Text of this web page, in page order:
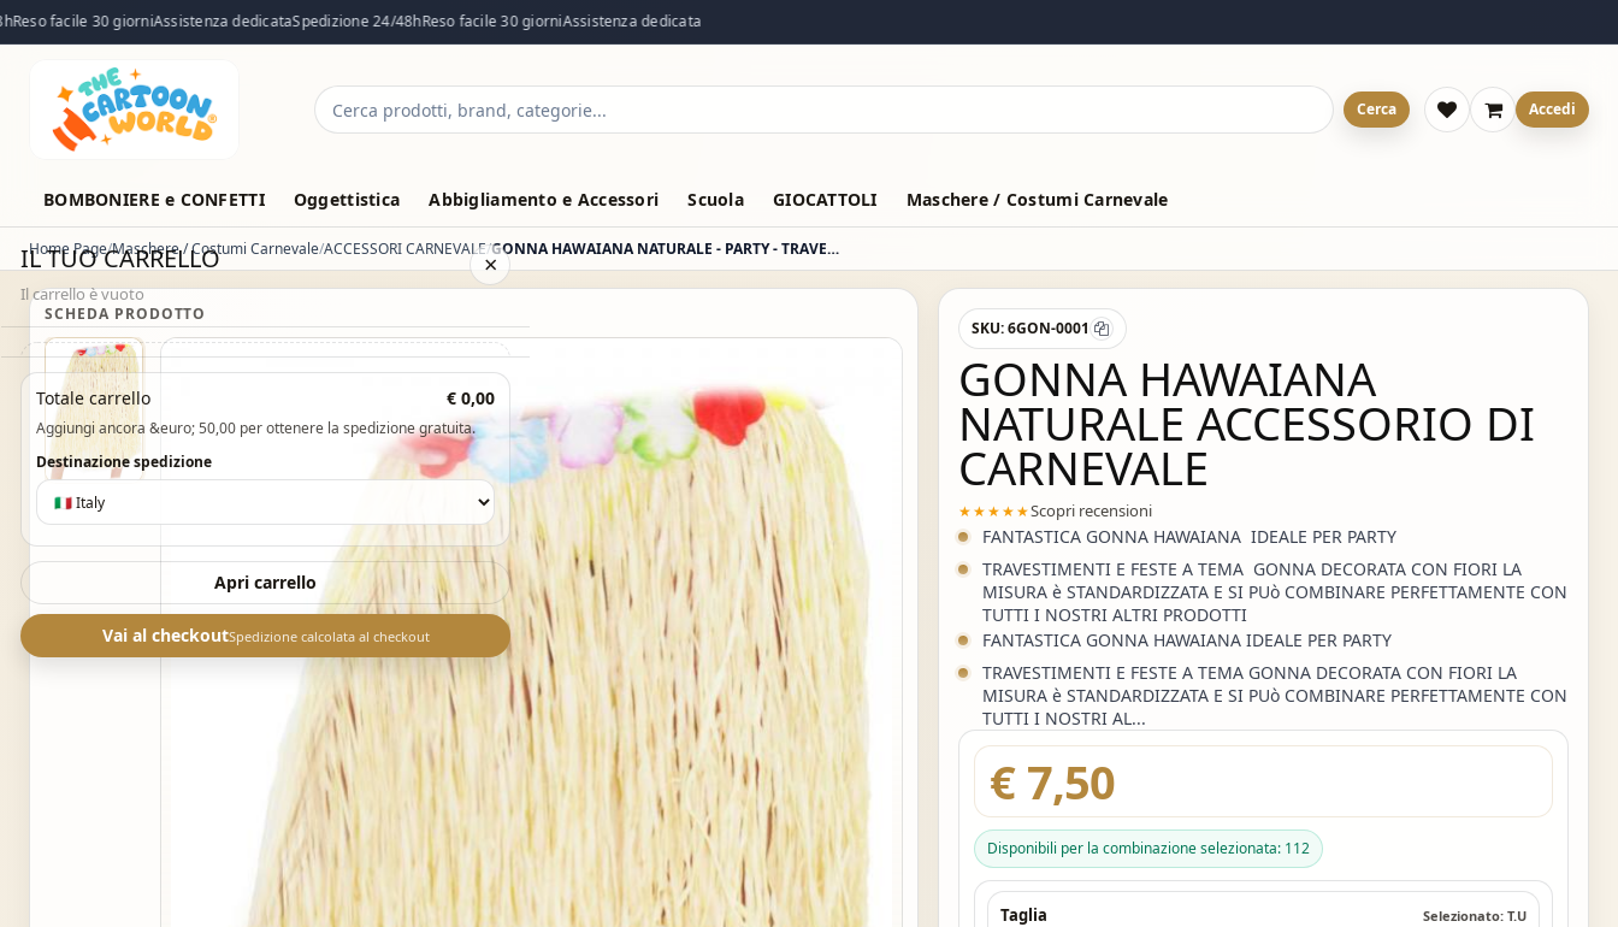
facile 30 giorniAssistenza dedicataSpedizione 24/48hReso facile 30 giorniAssistenza dedicata
Cerca
Cerca Accedi
BOMBONIERE e CONFETTI Oggettistica Abbigliamento e Accessori Scuola GIOCATTOLI Maschere / Costumi Carnevale
IL TUO CARRELLO
Il carrello è vuoto
×
Il carrello è vuoto. Esplora il catalogo e aggiungi i prodotti che
Vai al catalogo
Totale carrello € 0,00
Aggiungi ancora &euro; 50,00 per ottenere la spedizione gratuita.
Destinazione spedizione
Apri carrello
Vai al checkoutSpedizione calcolata al checkout
Home Page Maschere / Costumi Carnevale ACCESSORI CARNEVALE GONNA HAWAIANA NATURALE - PARTY - TRAVESTIMENTI - FESTE A TEMA
SCHEDA PRODOTTO
SKU:6GON-0001
GONNA HAWAIANA
NATURALE ACCESSORIO DI
CARNEVALE
★★★★★Scopri recensioni
FANTASTICA GONNA HAWAIANA IDEALE PER PARTY
TRAVESTIMENTI E FESTE A TEMA GONNA DECORATA CON FIORI LA
MISURA è STANDARDIZZATA E SI PUò COMBINARE PERFETTAMENTE CON
TUTTI I NOSTRI ALTRI PRODOTTI
FANTASTICA GONNA HAWAIANA IDEALE PER PARTY
TRAVESTIMENTI E FESTE A TEMA GONNA DECORATA CON FIORI LA
MISURA è STANDARDIZZATA E SI PUò COMBINARE PERFETTAMENTE CON
TUTTI I NOSTRI AL...
€ 7,50
Disponibili per la combinazione selezionata: 112
Taglia Selezionato: T.U